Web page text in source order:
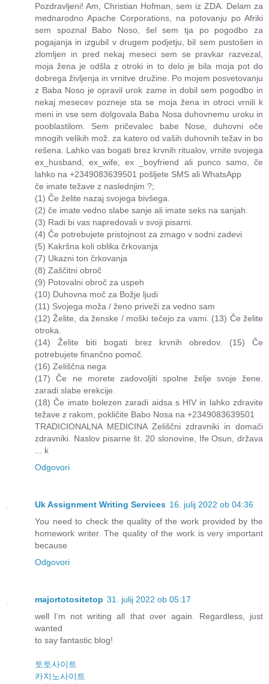
Pozdravljeni! Am, Christian Hofman, sem iz ZDA. Delam za
mednarodno Apache Corporations, na potovanju po Afriki
sem spoznal Babo Noso, šel sem tja po pogodbo za
pogajanja in izgubil v drugem podjetju, bil sem pustošen in
zlomljen in pred nekaj meseci sem se pravkar razvezal,
moja žena je odšla z otroki in to delo je bila moja pot do
dobrega življenja in vrnitve družine. Po mojem posvetovanju
z Baba Noso je opravil urok zame in dobil sem pogodbo in
nekaj mesecev pozneje sta se moja žena in otroci vrnili k
meni in vse sem dolgovala Baba Nosa duhovnemu uroku in
pooblastilom. Sem pričevalec babe Nose, duhovni oče
mnogih velikih mož. za katero od vaših duhovnih težav in bo
rešena. Lahko vas bogati brez krvnih ritualov, vrnite svojega
ex_husband, ex_wife, ex _boyfriend ali punco samo, če
lahko na +2349083639501 pošljete SMS ali WhatsApp
če imate težave z naslednjim ?;
(1) Če želite nazaj svojega bivšega.
(2) če imate vedno slabe sanje ali imate seks na sanjah.
(3) Radi bi vas napredovali v svoji pisarni.
(4) Če potrebujete pristojnost za zmago v sodni zadevi
(5) Kakršna koli oblika črkovanja
(7) Ukazni ton črkovanja
(8) Zaščitni obroč
(9) Potovalni obroč za uspeh
(10) Duhovna moč za Božje ljudi
(11) Svojega moža / ženo priveži za vedno sam
(12) Želite, da ženske / moški tečejo za vami. (13) Če želite
otroka.
(14) Želite biti bogati brez krvnih obredov. (15) Če
potrebujete finančno pomoč.
(16) Zeliščna nega
(17) Če ne morete zadovoljiti spolne želje svoje žene.
zaradi slabe erekcije.
(18) Če imate bolezen zaradi aidsa s HIV in lahko zdravite
težave z rakom, pokličite Babo Nosa na +2349083639501
TRADICIONALNA MEDICINA Zeliščni zdravniki in domači
zdravniki. Naslov pisarne št. 20 slonovine, Ife Osun, država
... k
Odgovori
Uk Assignment Writing Services 16. julij 2022 ob 04:36
You need to check the quality of the work provided by the
homework writer. The quality of the work is very important
because
Odgovori
majortotositetop 31. julij 2022 ob 05:17
well I’m not writing all that over again. Regardless, just
wanted
to say fantastic blog!
토토사이트
카지노사이트